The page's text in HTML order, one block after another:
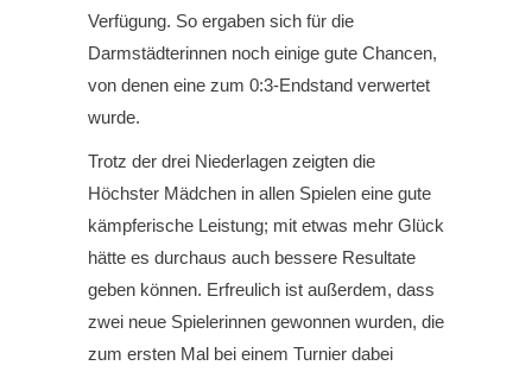
Verfügung. So ergaben sich für die
Darmstädterinnen noch einige gute Chancen,
von denen eine zum 0:3-Endstand verwertet
wurde.
Trotz der drei Niederlagen zeigten die
Höchster Mädchen in allen Spielen eine gute
kämpferische Leistung; mit etwas mehr Glück
hätte es durchaus auch bessere Resultate
geben können. Erfreulich ist außerdem, dass
zwei neue Spielerinnen gewonnen wurden, die
zum ersten Mal bei einem Turnier dabei